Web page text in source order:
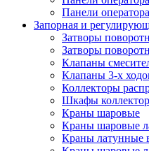
Панели оператора
Запорная и
Затворы
Затворы
Клапаны
Клапаны 3-х
Коллекторы
Шкафы
Краны шаровые
Краны шаровые
Краны латунные